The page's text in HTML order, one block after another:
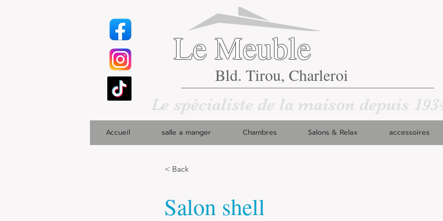
Le Meuble
Bld. Tirou, Charleroi
Le spécialiste de la maison depuis
Accueil salle a manger Chambres Salons & Relax accessoires
< Back
Salon shell